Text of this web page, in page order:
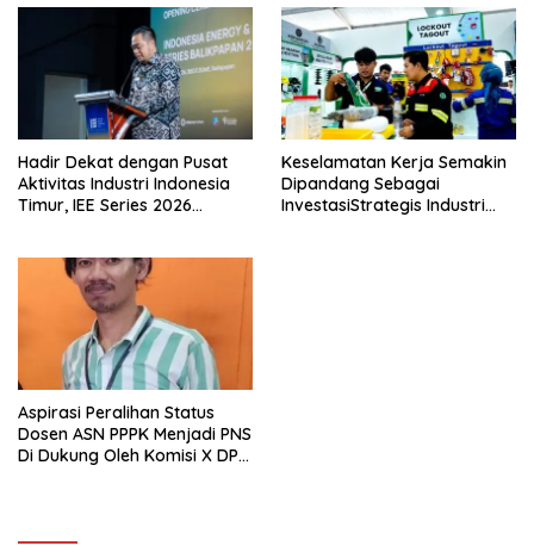
Hadir Dekat dengan Pusat
Aktivitas Industri Indonesia
Timur, IEE Series 2026
Keselamatan Kerja Semakin
Dipandang Sebagai
InvestasiStrategis Industri
Aspirasi Peralihan Status
Dosen ASN PPPK Menjadi PNS
Di Dukung Oleh Komisi X DPR